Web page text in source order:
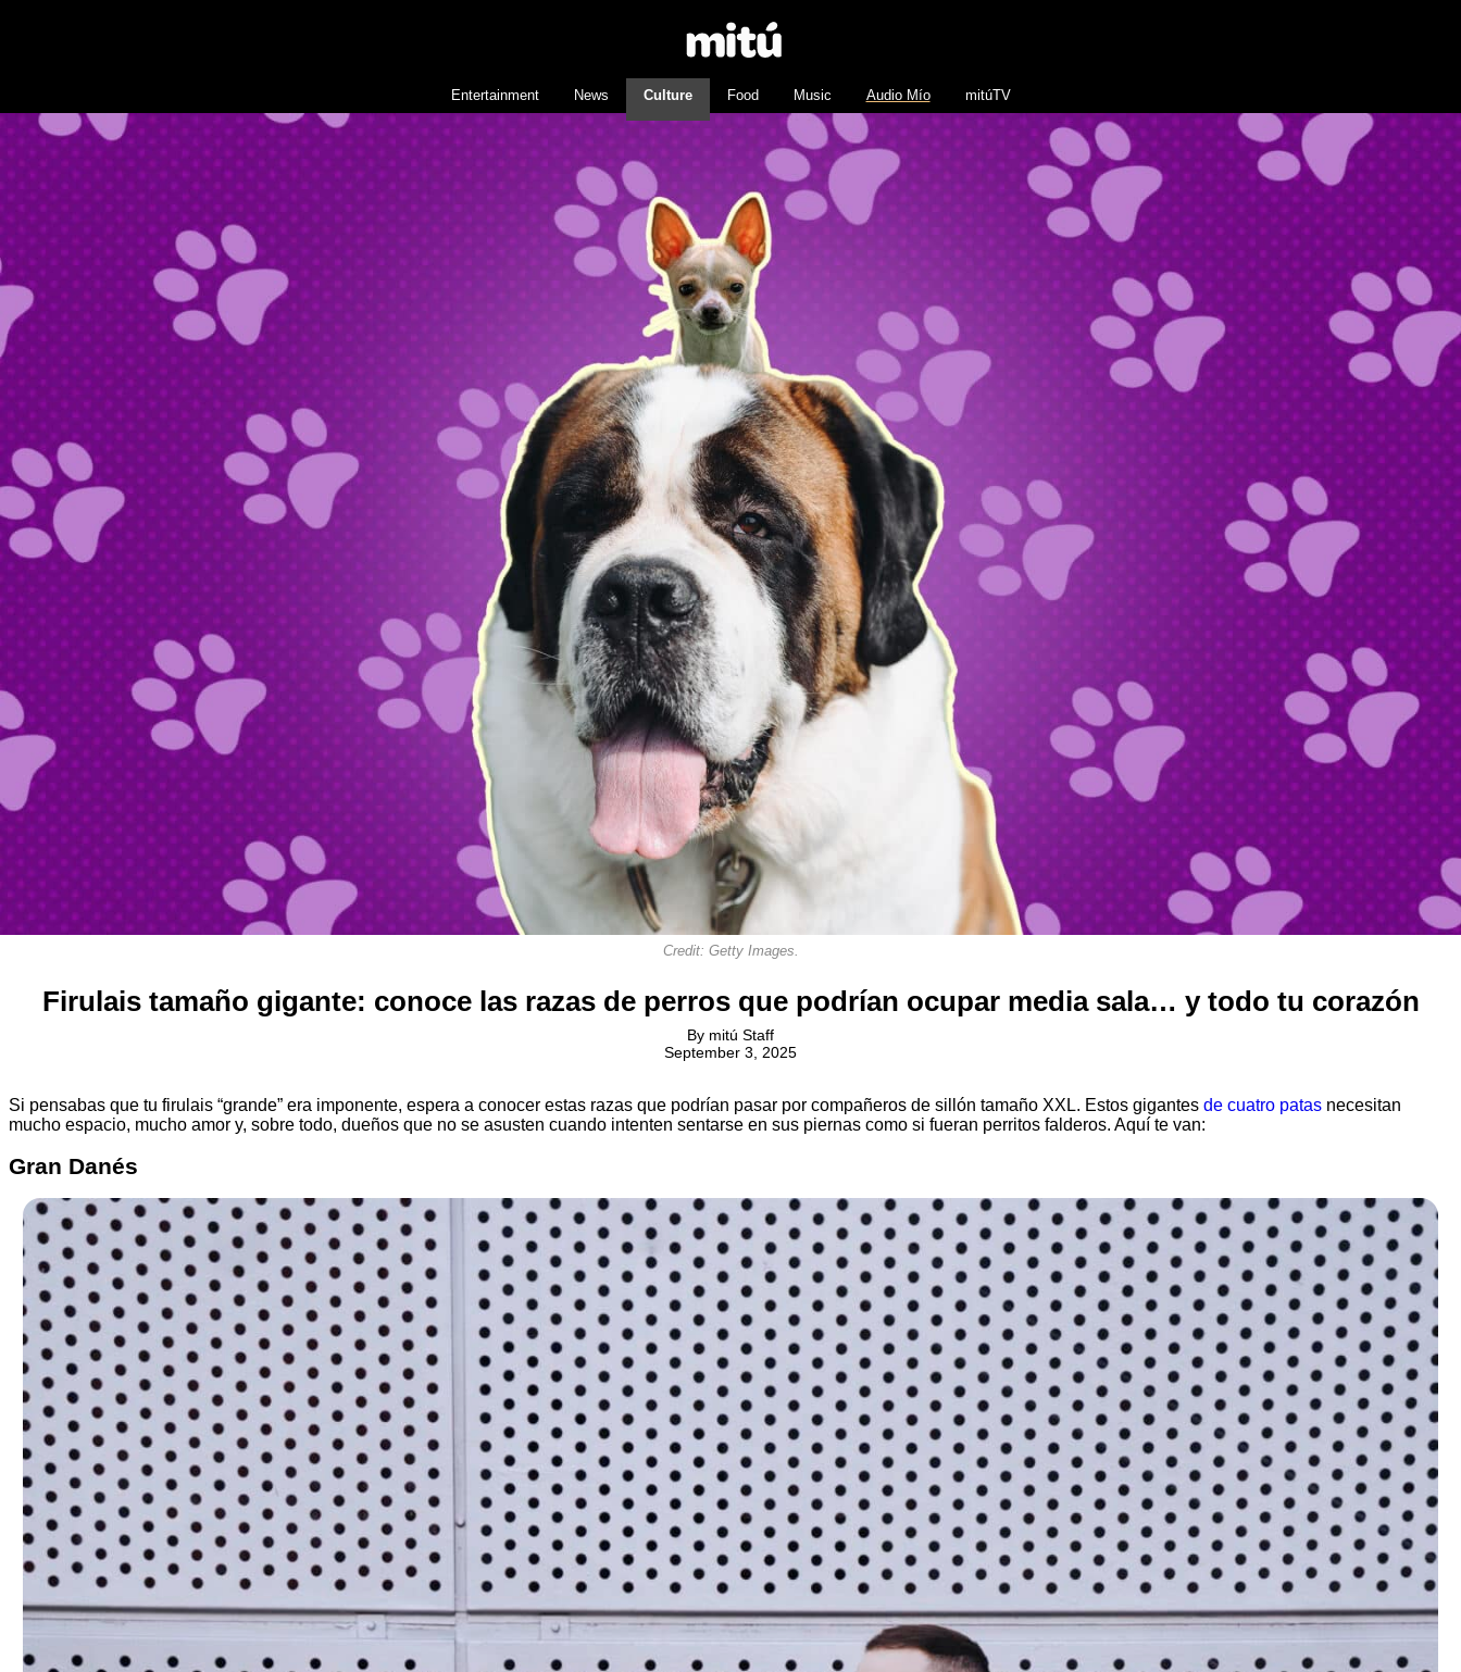
Entertainment News Culture Food Music Audio Mío mitúTV
Credit: Getty Images.
Firulais tamaño gigante: conoce las razas de perros que podrían ocupar media sala… y todo tu corazón
By mitú Staff
September 3, 2025
Si pensabas que tu firulais “grande” era imponente, espera a conocer estas razas que podrían pasar por compañeros de sillón tamaño XXL. Estos gigantes de cuatro patas necesitan
mucho espacio, mucho amor y, sobre todo, dueños que no se asusten cuando intenten sentarse en sus piernas como si fueran perritos falderos. Aquí te van:
Gran Danés